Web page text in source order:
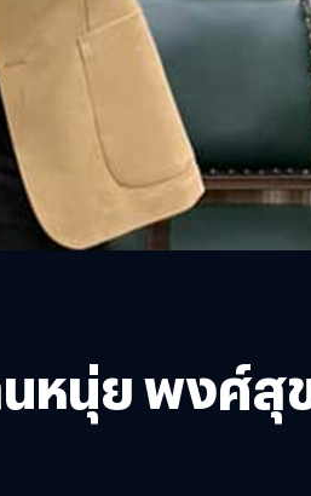
นหนุ่ย พงศ์